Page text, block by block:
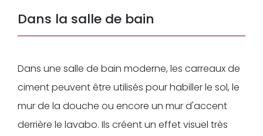
Dans la salle de bain
Dans une salle de bain moderne, les carreaux de
ciment peuvent être utilisés pour habiller le sol, le
mur de la douche ou encore un mur d'accent
derrière le lavabo. Ils créent un effet visuel très